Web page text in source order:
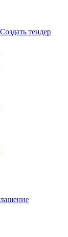
Создать тендер